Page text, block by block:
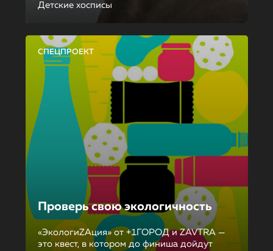
Детские хосписы
СПЕЦПРОЕКТ
Проверь свою экологичность
«ЭкологиZAция» от +1ГОРОД и ZAVTRA —
это квест, в котором до финиша дойдут